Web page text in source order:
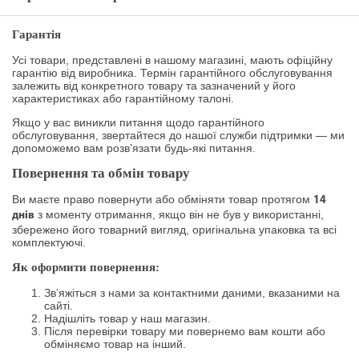
Гарантія
Усі товари, представлені в нашому магазині, мають офіційну
гарантію від виробника. Термін гарантійного обслуговування
залежить від конкретного товару та зазначений у його
характеристиках або гарантійному талоні.
Якщо у вас виникли питання щодо гарантійного
обслуговування, звертайтеся до нашої служби підтримки — ми
допоможемо вам розв’язати будь-які питання.
Повернення та обмін товару
Ви маєте право повернути або обміняти товар протягом 14
днів з моменту отримання, якщо він не був у використанні,
збережено його товарний вигляд, оригінальна упаковка та всі
комплектуючі.
Як оформити повернення:
Зв’яжіться з нами за контактними даними, вказаними на
сайті.
Надішліть товар у наш магазин.
Після перевірки товару ми повернемо вам кошти або
обміняємо товар на інший.